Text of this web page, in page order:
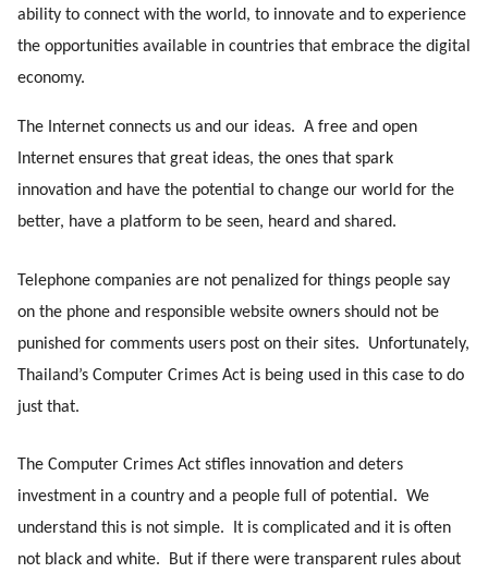
ability to connect with the world, to innovate and to experience
the opportunities available in countries that embrace the digital
economy.
The Internet connects us and our ideas.  A free and open
Internet ensures that great ideas, the ones that spark
innovation and have the potential to change our world for the
better, have a platform to be seen, heard and shared.
Telephone companies are not penalized for things people say
on the phone and responsible website owners should not be
punished for comments users post on their sites.  Unfortunately,
Thailand’s Computer Crimes Act is being used in this case to do
just that.
The Computer Crimes Act stifles innovation and deters
investment in a country and a people full of potential.  We
understand this is not simple.  It is complicated and it is often
not black and white.  But if there were transparent rules about